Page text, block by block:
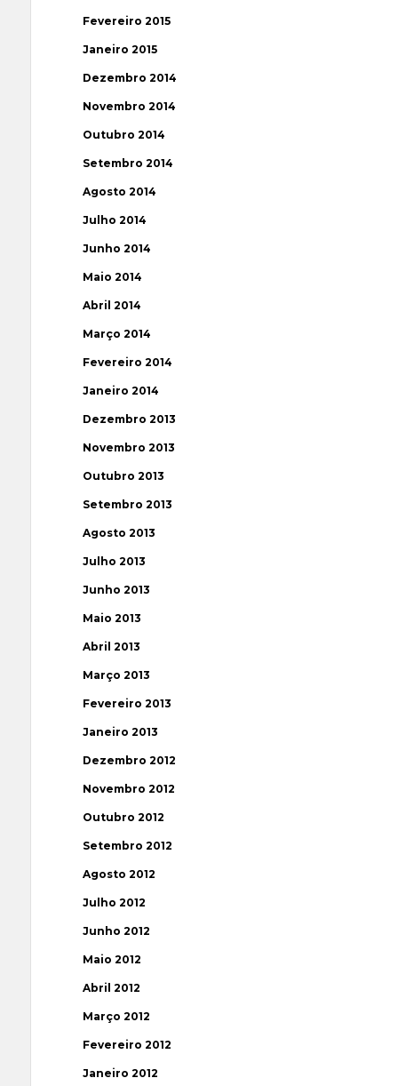
Fevereiro 2015
Janeiro 2015
Dezembro 2014
Novembro 2014
Outubro 2014
Setembro 2014
Agosto 2014
Julho 2014
Junho 2014
Maio 2014
Abril 2014
Março 2014
Fevereiro 2014
Janeiro 2014
Dezembro 2013
Novembro 2013
Outubro 2013
Setembro 2013
Agosto 2013
Julho 2013
Junho 2013
Maio 2013
Abril 2013
Março 2013
Fevereiro 2013
Janeiro 2013
Dezembro 2012
Novembro 2012
Outubro 2012
Setembro 2012
Agosto 2012
Julho 2012
Junho 2012
Maio 2012
Abril 2012
Março 2012
Fevereiro 2012
Janeiro 2012